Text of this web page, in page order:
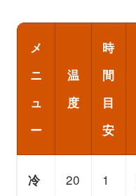
メ
ニ
ュ
ー
温
度
時
間
目
安
冷 20 1